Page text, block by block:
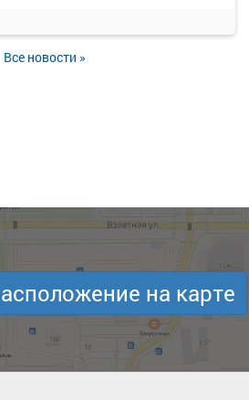
Все новости »
на карте